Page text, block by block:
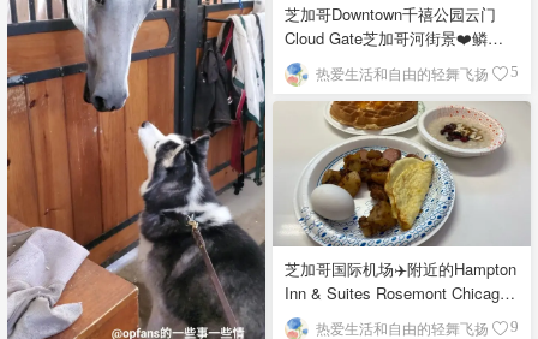
芝加哥Downtown千禧公园云门
Cloud Gate芝加哥河街景❤️鳞次
栉比的高楼
热爱生活和自由的轻舞飞扬 5
芝加哥国际机场✈️附近的Hampton
Inn & Suites Rosemont Chicago
O'Hare自助早餐
热爱生活和自由的轻舞飞扬 9